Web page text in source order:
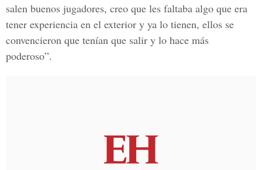
salen buenos jugadores, creo que les faltaba algo que era
tener experiencia en el exterior y ya lo tienen, ellos se
convencieron que tenían que salir y lo hace más
poderoso”.